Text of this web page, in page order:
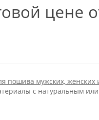
цене
пошива мужских, женских
с натуральным